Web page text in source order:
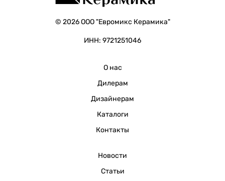
© 2026 ООО "Евромикс Керамика"
ИНН: 9721251046
О нас
Дилерам
Дизайнерам
Каталоги
Контакты
Новости
Статьи